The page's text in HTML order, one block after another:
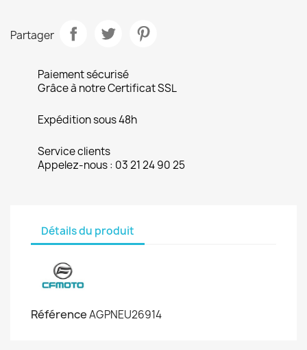
Partager
Paiement sécurisé
Grâce à notre Certificat SSL
Expédition sous 48h
Service clients
Appelez-nous : 03 21 24 90 25
Détails du produit
RéférenceAGPNEU26914